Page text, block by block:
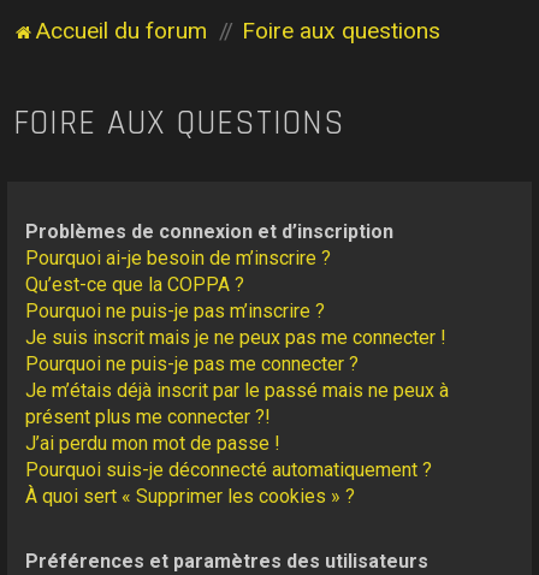
Accueil du forum Foire aux questions
FOIRE AUX QUESTIONS
Problèmes de connexion et d’inscription
Pourquoi ai-je besoin de m’inscrire ?
Qu’est-ce que la COPPA ?
Pourquoi ne puis-je pas m’inscrire ?
Je suis inscrit mais je ne peux pas me connecter !
Pourquoi ne puis-je pas me connecter ?
Je m’étais déjà inscrit par le passé mais ne peux à
présent plus me connecter ?!
J’ai perdu mon mot de passe !
Pourquoi suis-je déconnecté automatiquement ?
À quoi sert « Supprimer les cookies » ?
Préférences et paramètres des utilisateurs